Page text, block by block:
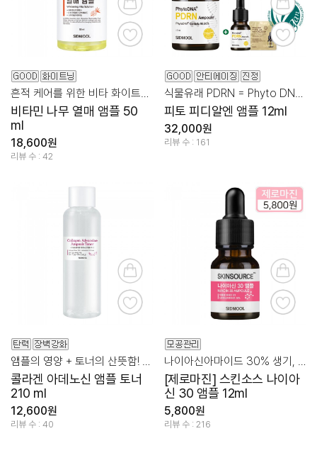
비타민 나무 열매 앰플 50
ml
18,600원
리뷰 수 : 42
피토 피디알엔 앰플 12ml
32,000원
리뷰 수 : 161
콜라겐 아데노신 앰플 토너
210 ml
12,600원
리뷰 수 : 40
[제로마진] 스킨소스 나이아
신 30 앰플 12ml
5,800원
리뷰 수 : 216